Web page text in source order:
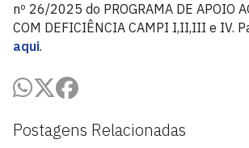
Postagens Relacionadas
nº 26/2025 do PROGRAMA DE APOIO
COM DEFICIÊNCIA CAMPI I,II,III e IV.
aqui.